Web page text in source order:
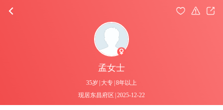
孟女士
35岁 大专 8年以上
现居东昌府区 2025-12-22